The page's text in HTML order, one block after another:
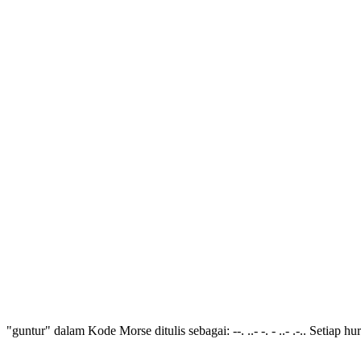
"guntur" dalam Kode Morse ditulis sebagai: --. ..- -. - ..- .-.. Setiap